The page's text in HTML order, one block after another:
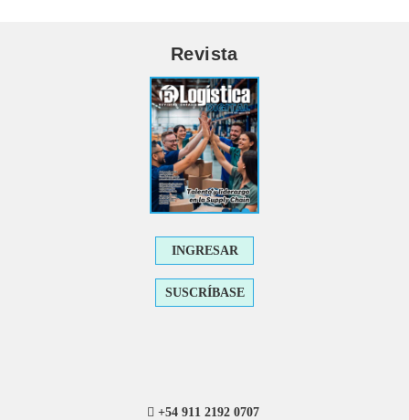
Revista
INGRESAR
SUSCRÍBASE
+54 911 2192 0707